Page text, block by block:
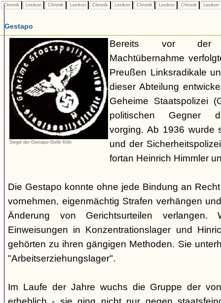
Chronik Lexikon Chronik Lexikon Chronik Lexikon Chronik Lexikon Chronik Lexikon
Gestapo
Siegel der Gestapo-Stelle Köln
Bereits vor der
Machtübernahme
Preußen Linksradikale
dieser Abteilung
Geheime Staatspolizei
politischen Gegner
vorging. Ab 1936 wurde
und der
fortan Heinrich Himmler
Die Gestapo konnte ohne jede Bindung an
vornehmen, eigenmächtig Strafen verhängen
Änderung von Gerichtsurteilen verlangen.
Einweisungen in Konzentrationslager und
gehörten zu ihren gängigen Methoden. Sie
"Arbeitserziehungslager".
Im Laufe der Jahre wuchs die Gruppe der